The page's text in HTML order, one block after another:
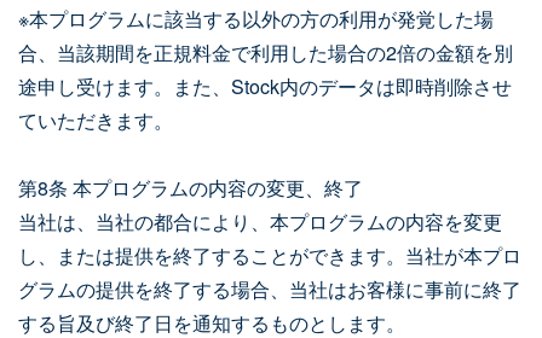
※本プログラムに該当する以外の方の利用が発覚した場
合、当該期間を正規料金で利用した場合の2倍の金額を別
途申し受けます。また、Stock内のデータは即時削除させ
ていただきます。
第8条 本プログラムの内容の変更、終了
当社は、当社の都合により、本プログラムの内容を変更
し、または提供を終了することができます。当社が本プロ
グラムの提供を終了する場合、当社はお客様に事前に終了
する旨及び終了日を通知するものとします。